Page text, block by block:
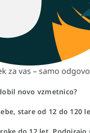
za vas – samo
novo vzmetnico?
stare od 12 do 120